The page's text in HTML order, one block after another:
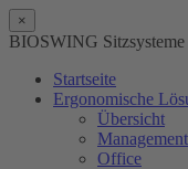
×
BIOSWING Sitzsysteme
Startseite
Ergonomische
Übersicht
Management
Office